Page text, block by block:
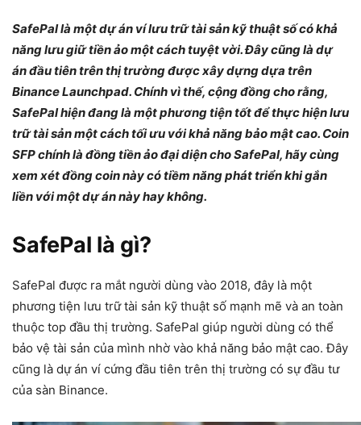
SafePal là một dự án ví lưu trữ tài sản kỹ thuật số có khả
năng lưu giữ tiền ảo một cách tuyệt vời. Đây cũng là dự
án đầu tiên trên thị trường được xây dựng dựa trên
Binance Launchpad. Chính vì thế, cộng đồng cho rằng,
SafePal hiện đang là một phương tiện tốt để thực hiện lưu
trữ tài sản một cách tối ưu với khả năng bảo mật cao. Coin
SFP chính là đồng tiền ảo đại diện cho SafePal, hãy cùng
xem xét đồng coin này có tiềm năng phát triển khi gắn
liền với một dự án này hay không.
SafePal là gì?
SafePal được ra mắt người dùng vào 2018, đây là một
phương tiện lưu trữ tài sản kỹ thuật số mạnh mẽ và an toàn
thuộc top đầu thị trường. SafePal giúp người dùng có thể
bảo vệ tài sản của mình nhờ vào khả năng bảo mật cao. Đây
cũng là dự án ví cứng đầu tiên trên thị trường có sự đầu tư
của sàn Binance.